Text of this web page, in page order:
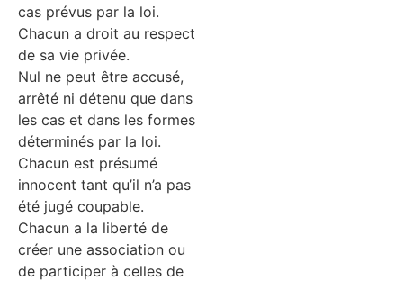
cas prévus par la loi.
Chacun a droit au respect
de sa vie privée.
Nul ne peut être accusé,
arrêté ni détenu que dans
les cas et dans les formes
déterminés par la loi.
Chacun est présumé
innocent tant qu’il n’a pas
été jugé coupable.
Chacun a la liberté de
créer une association ou
de participer à celles de